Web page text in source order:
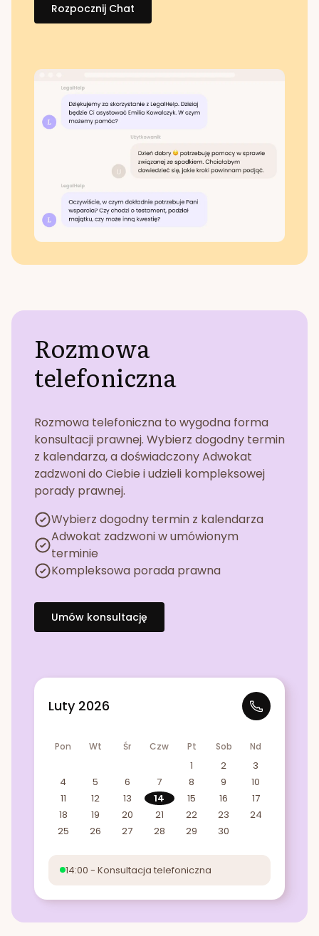
Rozpocznij Chat
Rozmowa
telefoniczna
Rozmowa telefoniczna to wygodna forma
konsultacji prawnej. Wybierz dogodny termin
z kalendarza, a doświadczony Adwokat
zadzwoni do Ciebie i udzieli kompleksowej
porady prawnej.
Wybierz dogodny termin z kalendarza
Adwokat zadzwoni w umówionym
terminie
Kompleksowa porada prawna
Umów konsultację
Luty 2026
Pon Wt Śr Czw Pt Sob Nd
1 2
3
4
5 6 7 8 9
10
11
12 13 14 15 16
17
18
19 20 21 22 23
24
25
26 27 28 29 30
14:00 - Konsultacja telefoniczna